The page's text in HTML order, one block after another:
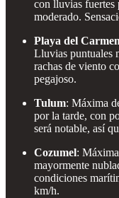
con lluvias fuertes
moderado.
Playa del Carmen
Lluvias puntuales
rachas de viento
pegajoso.
Tulum: Máxima
por la tarde, con
será notable, así
Cozumel:
mayormente
condiciones
km/h.